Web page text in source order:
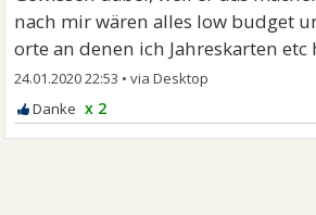
nach mir wären alles low budget
orte an denen ich Jahreskarten etc
24.01.2020 22:53 •
x 2